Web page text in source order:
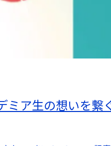
ミア生の想いを繋